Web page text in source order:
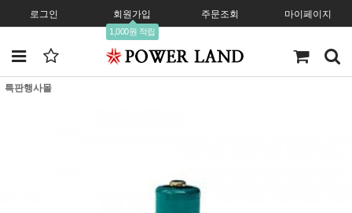
로그인 회원가입
1,000원 적립
주문조회 마이페이지
특판행사몰